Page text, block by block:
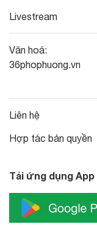
Livestream
Văn hoá:
36phophuong.vn
Liên hệ
Hợp tác bản quyền
Tải ứng dụng App